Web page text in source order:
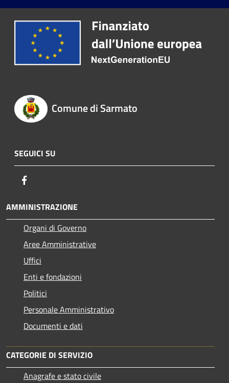
Comune di Sarmato
SEGUICI SU
AMMINISTRAZIONE
Organi di Governo
Aree Amministrative
Uffici
Enti e fondazioni
Politici
Personale Amministrativo
Documenti e dati
CATEGORIE DI SERVIZIO
Anagrafe e stato civile